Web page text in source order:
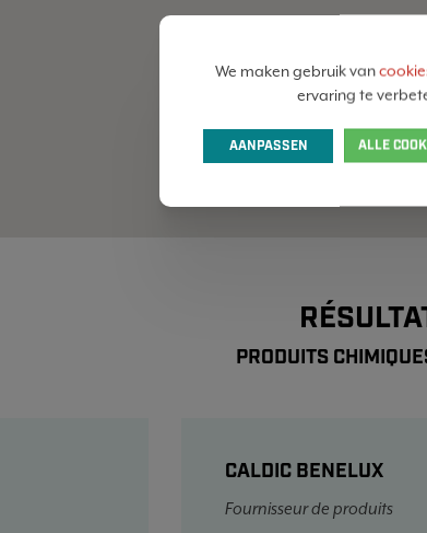
PRODUITS
CALDIC BENELUX
Fournisseur de produits
We maken gebruik van
ervaring te
AANPASSEN ALLE